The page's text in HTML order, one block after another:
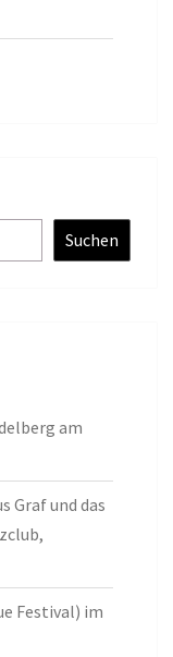
Suchen
am
Graf und das
Festival) im